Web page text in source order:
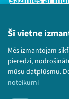
Šī vietne
Mēs izmantojam
pieredzi,
mūsu datplūsmu.
noteikumi
Lietošanas
Bērnu
© 2026
paturētas.